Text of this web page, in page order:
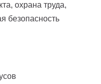
охрана труда,
безопасность